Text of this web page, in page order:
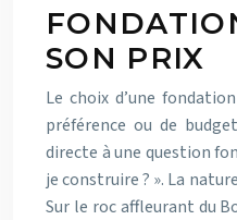
SON PRIX
Le choix d’une
préférence ou de
directe à une question
je construire ? ». La
Sur le roc affleurant du